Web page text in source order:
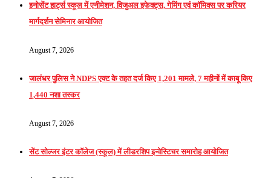
इनोसेंट हार्ट्स स्कूल में एनीमेशन, विजुअल इफेक्ट्स, गेमिंग एवं कॉमिक्स पर करियर
मार्गदर्शन सेमिनार आयोजित
August 7, 2026
जालंधर पुलिस ने NDPS एक्ट के तहत दर्ज किए 1,201 मामले, 7 महीनों में काबू किए
1,440 नशा तस्कर
August 7, 2026
सेंट सोल्जर इंटर कॉलेज (स्कूल) में लीडरशिप इन्वेस्टिचर समारोह आयोजित